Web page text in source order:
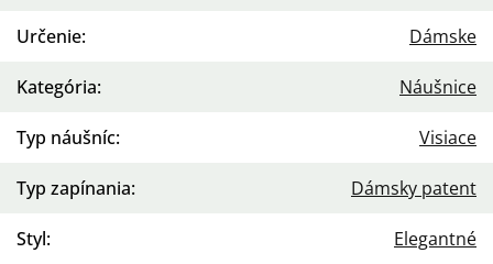
Určenie: Dámske
Kategória: Náušnice
Typ náušníc: Visiace
Typ zapínania: Dámsky patent
Styl: Elegantné